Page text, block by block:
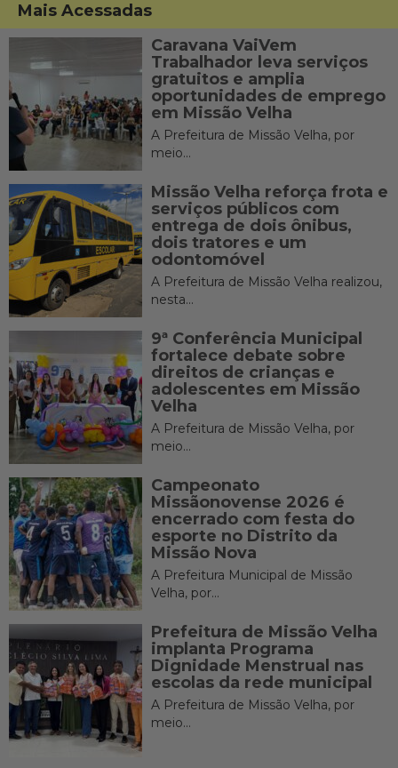
Mais Acessadas
Caravana VaiVem
Trabalhador leva serviços
gratuitos e amplia
oportunidades de emprego
em Missão Velha
A Prefeitura de Missão Velha, por
meio...
Missão Velha reforça frota e
serviços públicos com
entrega de dois ônibus,
dois tratores e um
odontomóvel
A Prefeitura de Missão Velha realizou,
nesta...
9ª Conferência Municipal
fortalece debate sobre
direitos de crianças e
adolescentes em Missão
Velha
A Prefeitura de Missão Velha, por
meio...
Campeonato
Missãonovense 2026 é
encerrado com festa do
esporte no Distrito da
Missão Nova
A Prefeitura Municipal de Missão
Velha, por...
Prefeitura de Missão Velha
implanta Programa
Dignidade Menstrual nas
escolas da rede municipal
A Prefeitura de Missão Velha, por
meio...